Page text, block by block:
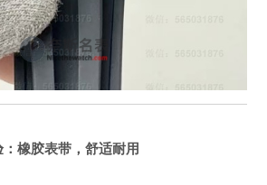
橡胶表带，舒适耐用